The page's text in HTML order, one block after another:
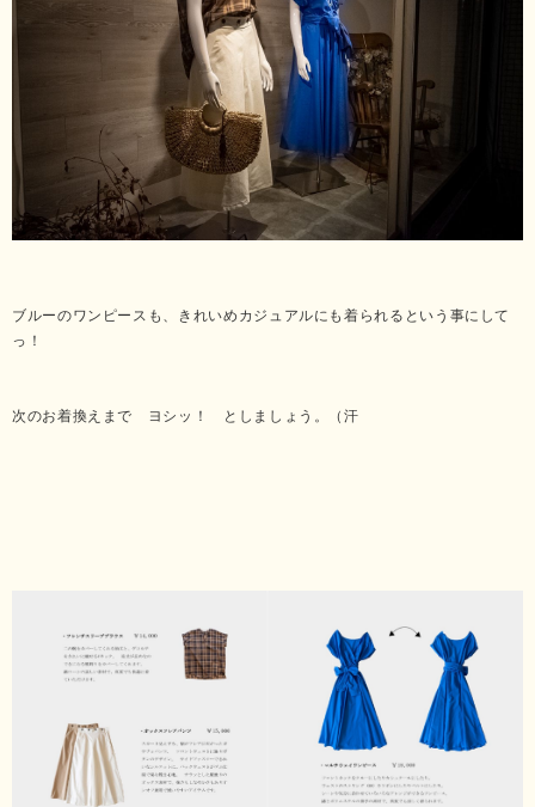
ブルーのワンピースも、きれいめカジュアルにも着られるという事にして
っ！
次のお着換えまで ヨシッ！ としましょう。（汗